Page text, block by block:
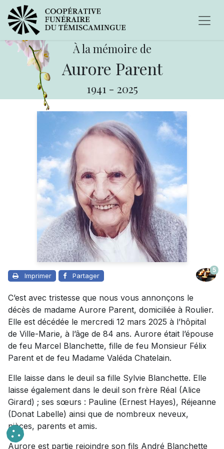
À la mémoire de
Aurore Parent
1941 - 2025
Imprimer Partager
5
C’est avec tristesse que nous vous annonçons le
décès de madame Aurore Parent, domiciliée à Roulier.
Elle est décédée le mercredi 12 mars 2025 à l’hôpital
de Ville-Marie, à l’âge de 84 ans. Aurore était l’épouse
de feu Marcel Blanchette, fille de feu Monsieur Félix
Parent et de feu Madame Valéda Chatelain.
Elle laisse dans le deuil sa fille Sylvie Blanchette. Elle
laisse également dans le deuil son frère Réal (Alice
Girard) ; ses sœurs : Pauline (Ernest Hayes), Réjeanne
(Donat Labelle) ainsi que de nombreux neveux,
nièces, parents et amis.
Aurore est partie rejoindre son fils André Blanchette